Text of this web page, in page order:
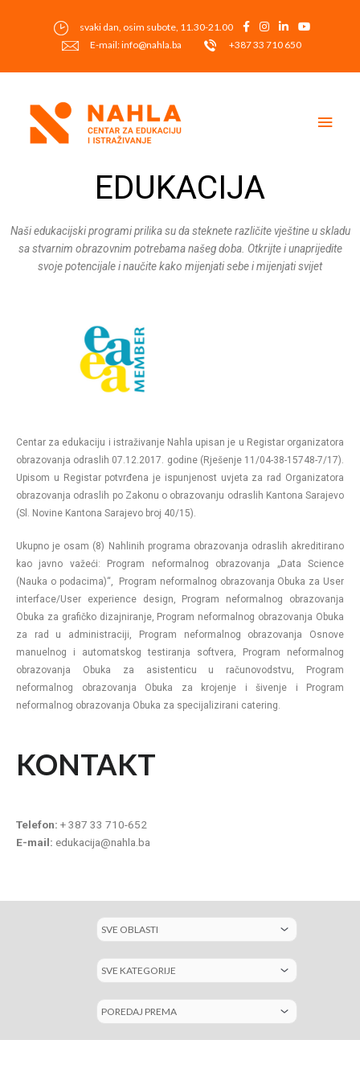
svaki dan, osim subote, 11.30-21.00
E-mail: info@nahla.ba
+387 33 710 650
EDUKACIJA
Naši edukacijski programi prilika su da steknete različite vještine u skladu
sa stvarnim obrazovnim potrebama našeg doba. Otkrijte i unaprijedite
svoje potencijale i naučite kako mijenjati sebe i mijenjati svijet
Centar za edukaciju i istraživanje Nahla upisan je u Registar organizatora
obrazovanja odraslih 07.12.2017. godine (Rješenje 11/04-38-15748-7/17).
Upisom u Registar potvrđena je ispunjenost uvjeta za rad Organizatora
obrazovanja odraslih po Zakonu o obrazovanju odraslih Kantona Sarajevo
(Sl. Novine Kantona Sarajevo broj 40/15).
Ukupno je osam (8) Nahlinih programa obrazovanja odraslih akreditirano
kao javno važeći: Program neformalnog obrazovanja „Data Science
(Nauka o podacima)“, Program neformalnog obrazovanja Obuka za User
interface/User experience design, Program neformalnog obrazovanja
Obuka za grafičko dizajniranje, Program neformalnog obrazovanja Obuka
za rad u administraciji, Program neformalnog obrazovanja Osnove
manuelnog i automatskog testiranja softvera, Program neformalnog
obrazovanja Obuka za asistenticu u računovodstvu, Program
neformalnog obrazovanja Obuka za krojenje i šivenje i Program
neformalnog obrazovanja Obuka za specijalizirani catering.
KONTAKT
Telefon: + 387 33 710-652
E-mail: edukacija@nahla.ba